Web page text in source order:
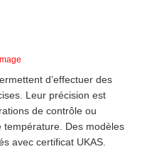
d’effectuer des
Leur précision est
de contrôle ou
température. Des modèles
avec certificat UKAS.